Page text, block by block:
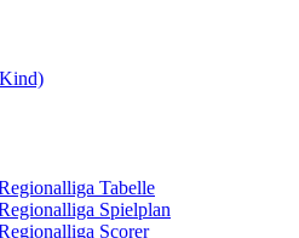
Tabelle
Spielplan
Scorer